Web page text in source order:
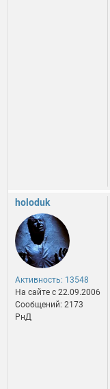
holoduk
Активность: 13548
На сайте c 22.09.2006
Сообщений: 2173
РнД